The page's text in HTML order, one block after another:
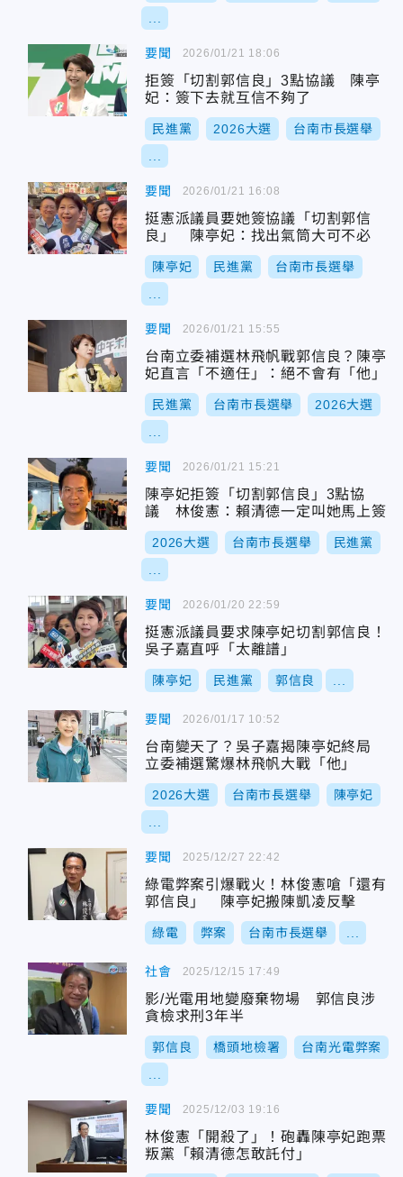
要聞
拒簽「切割郭信良」3點協議 陳亭
妃：簽下去就互信不夠了
民進黨 2026大選 台南市長選舉
2026/01/21 18:06
要聞
挺憲派議員要她簽協議「切割郭信
良」 陳亭妃：找出氣筒大可不必
陳亭妃 民進黨 台南市長選舉
2026/01/21 16:08
要聞
台南立委補選林飛帆戰郭信良？陳亭
妃直言「不適任」：絕不會有「他」
民進黨 台南市長選舉 2026大選
2026/01/21 15:55
要聞
陳亭妃拒簽「切割郭信良」3點協
議 林俊憲：賴清德一定叫她馬上簽
2026大選 台南市長選舉 民進黨
2026/01/21 15:21
要聞
挺憲派議員要求陳亭妃切割郭信良！
吳子嘉直呼「太離譜」
陳亭妃 民進黨 郭信良
2026/01/20 22:59
要聞
台南變天了？吳子嘉揭陳亭妃終局
立委補選驚爆林飛帆大戰「他」
2026大選 台南市長選舉 陳亭妃
2026/01/17 10:52
要聞
綠電弊案引爆戰火！林俊憲嗆「還有
郭信良」 陳亭妃搬陳凱凌反擊
綠電 弊案 台南市長選舉
2025/12/27 22:42
社會
影/光電用地變廢棄物場 郭信良涉
貪檢求刑3年半
郭信良 橋頭地檢署 台南光電弊案
2025/12/15 17:49
要聞
林俊憲「開殺了」！砲轟陳亭妃跑票
叛黨「賴清德怎敢託付」
2025/12/03 19:16